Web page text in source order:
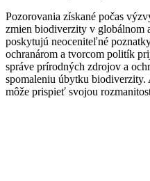
Pozorovania získané počas
zmien biodiverzity v globálnom
poskytujú neoceniteľné
ochranárom a tvorcom politík
správe prírodných zdrojov a
spomaleniu úbytku
môže prispieť svojou